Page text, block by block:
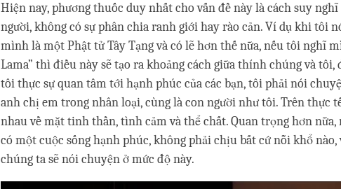
Hiện nay, phương thuốc duy nhất cho vấn đề này là cách suy
người, không có sự phân chia ranh giới hay rào cản. Ví dụ khi tôi
mình là một Phật tử Tây Tạng và có lẽ hơn thế nữa, nếu tôi nghĩ
Lama” thì điều này sẽ tạo ra khoảng cách giữa thính chúng và tôi,
tôi thực sự quan tâm tới hạnh phúc của các bạn, tôi phải nói
anh chị em trong nhân loại, cùng là con người như tôi. Trên thực
nhau về mặt tinh thần, tình cảm và thể chất. Quan trọng hơn
có một cuộc sống hạnh phúc, không phải chịu bất cứ nỗi khổ nào,
chúng ta sẽ nói chuyện ở mức độ này.